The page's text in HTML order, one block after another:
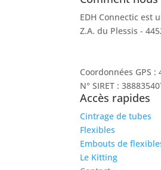
EDH Connectic est
Z.A. du Plessis -
Coordonnées GPS :
N° SIRET :
Accès rapides
Cintrage de tubes
Flexibles
Embouts de
Le Kitting